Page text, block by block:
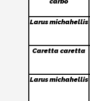
Larus michahellis
Caretta caretta
Larus michahellis